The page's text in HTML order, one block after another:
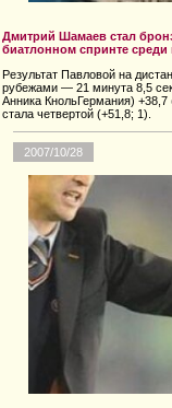
Дмитрий Шамаев стал
биатлонном спринте
Результат Павловой на
рубежами — 21 минута 8,5
Анника КнольГермания)
стала четвертой (+51,8; 1).
2007/10/28